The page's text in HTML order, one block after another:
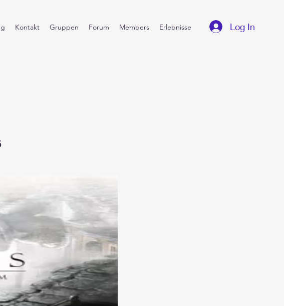
Kontakt Gruppen Forum Members Erlebnisse Log In